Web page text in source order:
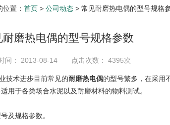
置： 首页 > 公司动态 > 常见耐磨热电偶的型号规格
耐磨热电偶的型号规格参数
间： 2013-08-14 点击次数： 4395次
技术进步目前常见的耐磨热电偶的型号繁多，在采用
用于各类场合水泥以及耐磨材料的物料测试。
及规格参数。